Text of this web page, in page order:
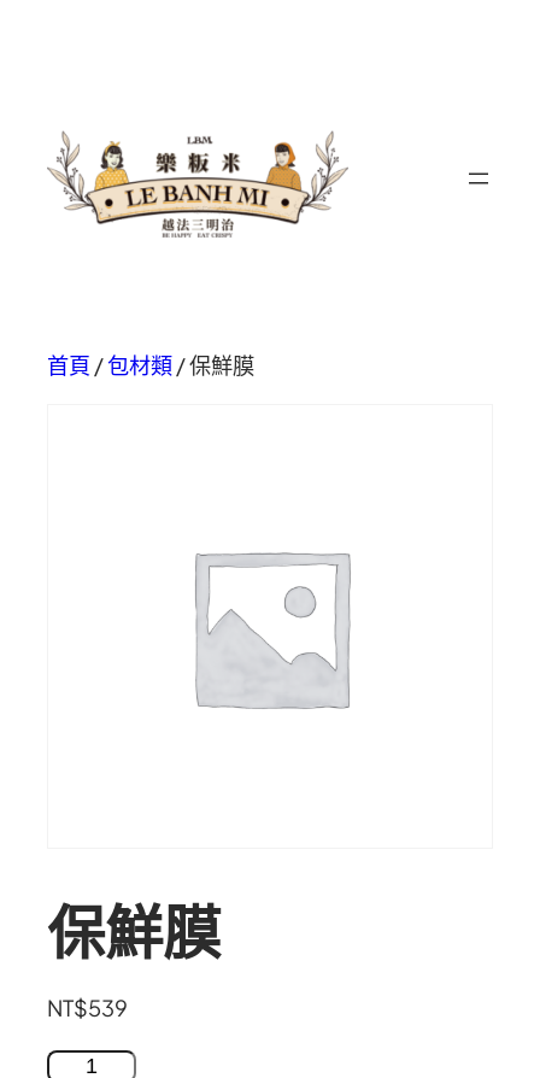
首頁 /包材類/ 保鮮膜
保鮮膜
NT$539